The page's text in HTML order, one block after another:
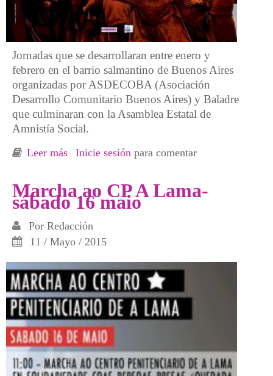
Jornadas que se desarrollaran entre enero y
febrero en el barrio salmantino de Buenos Aires
organizadas por ASDECOBA (Asociación
Desarrollo Comunitario Buenos Aires) y Baladre
que culminaran con la Asamblea Estatal de
Amnistía Social.
Leer más sobre Espacio abierto para una nueva
Inicie sesión para comentar
Marcha ao CP A Lama-
sábado 16 maio
Por Redacción
11 / Mayo / 2015